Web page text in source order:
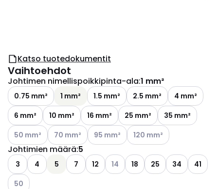
Katso tuotedokumentit
Vaihtoehdot
Johtimen nimellispoikkipinta-ala:1 mm²
0.75 mm² 1 mm² 1.5 mm² 2.5 mm²
4 mm²
6 mm²
10 mm² 16 mm² 25 mm²
35 mm²
Katso käytettävissä olevat vaihtoehdot
50 mm² Katso käytettävissä olevat vaihtoehdot
70 mm² Katso käytettävissä olevat
95 mm² Katso käytettävissä
120 mm²
Johtimien määrä:5
3 4 5 7 12 Katso käytettävissä olevat
14 18 25 34
41
Katso käytettävissä olevat vaihtoehdot
50